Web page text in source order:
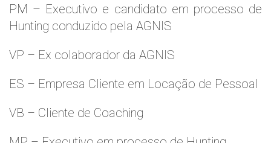
PM – Executivo e candidato em processo de
Hunting conduzido pela AGNIS
VP – Ex colaborador da AGNIS
ES – Empresa Cliente em Locação de Pessoal
VB – Cliente de Coaching